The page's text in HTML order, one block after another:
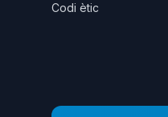
Codi ètic